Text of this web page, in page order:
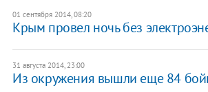
01 сентября 2014, 08:20
Крым провел ночь без
31 августа 2014, 23:00
Из окружения вышли еще 84